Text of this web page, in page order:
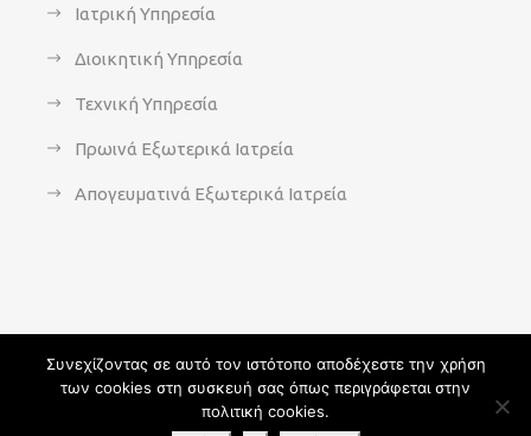
Ιατρική Υπηρεσία
Διοικητική Υπηρεσία
Τεχνική Υπηρεσία
Πρωινά Εξωτερικά Ιατρεία
Απογευματινά Εξωτερικά Ιατρεία
Copyright 2021 - agsavvas-hosp.gr - All Rights Reserved | An
Web-Creation powered by
Συνεχίζοντας σε αυτό τον ιστότοπο αποδέχεστε την χρήση
των cookies στη συσκευή σας όπως περιγράφεται στην
πολιτική cookies.